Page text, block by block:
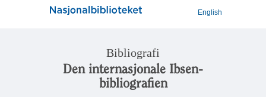
English
Bibliografi
Den internasjonale Ibsen-
bibliografien